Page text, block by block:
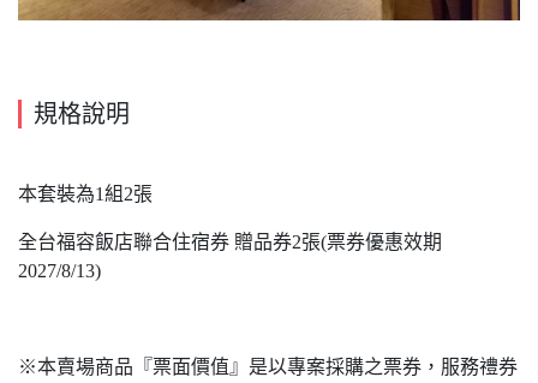
規格說明
本套裝為1組2張
全台福容飯店聯合住宿券 贈品券2張(票券優惠效期
2027/8/13)
※本賣場商品『票面價值』是以專案採購之票券，服務禮券